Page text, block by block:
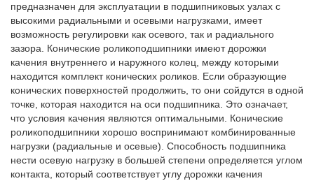
предназначен для эксплуатации в подшипниковых узлах с
высокими радиальными и осевыми нагрузками, имеет
возможность регулировки как осевого, так и радиального
зазора. Конические роликоподшипники имеют дорожки
качения внутреннего и наружного колец, между которыми
находится комплект конических роликов. Если образующие
конических поверхностей продолжить, то они сойдутся в одной
точке, которая находится на оси подшипника. Это означает,
что условия качения являются оптимальными. Конические
роликоподшипники хорошо воспринимают комбинированные
нагрузки (радиальные и осевые). Способность подшипника
нести осевую нагрузку в большей степени определяется углом
контакта, который соответствует углу дорожки качения